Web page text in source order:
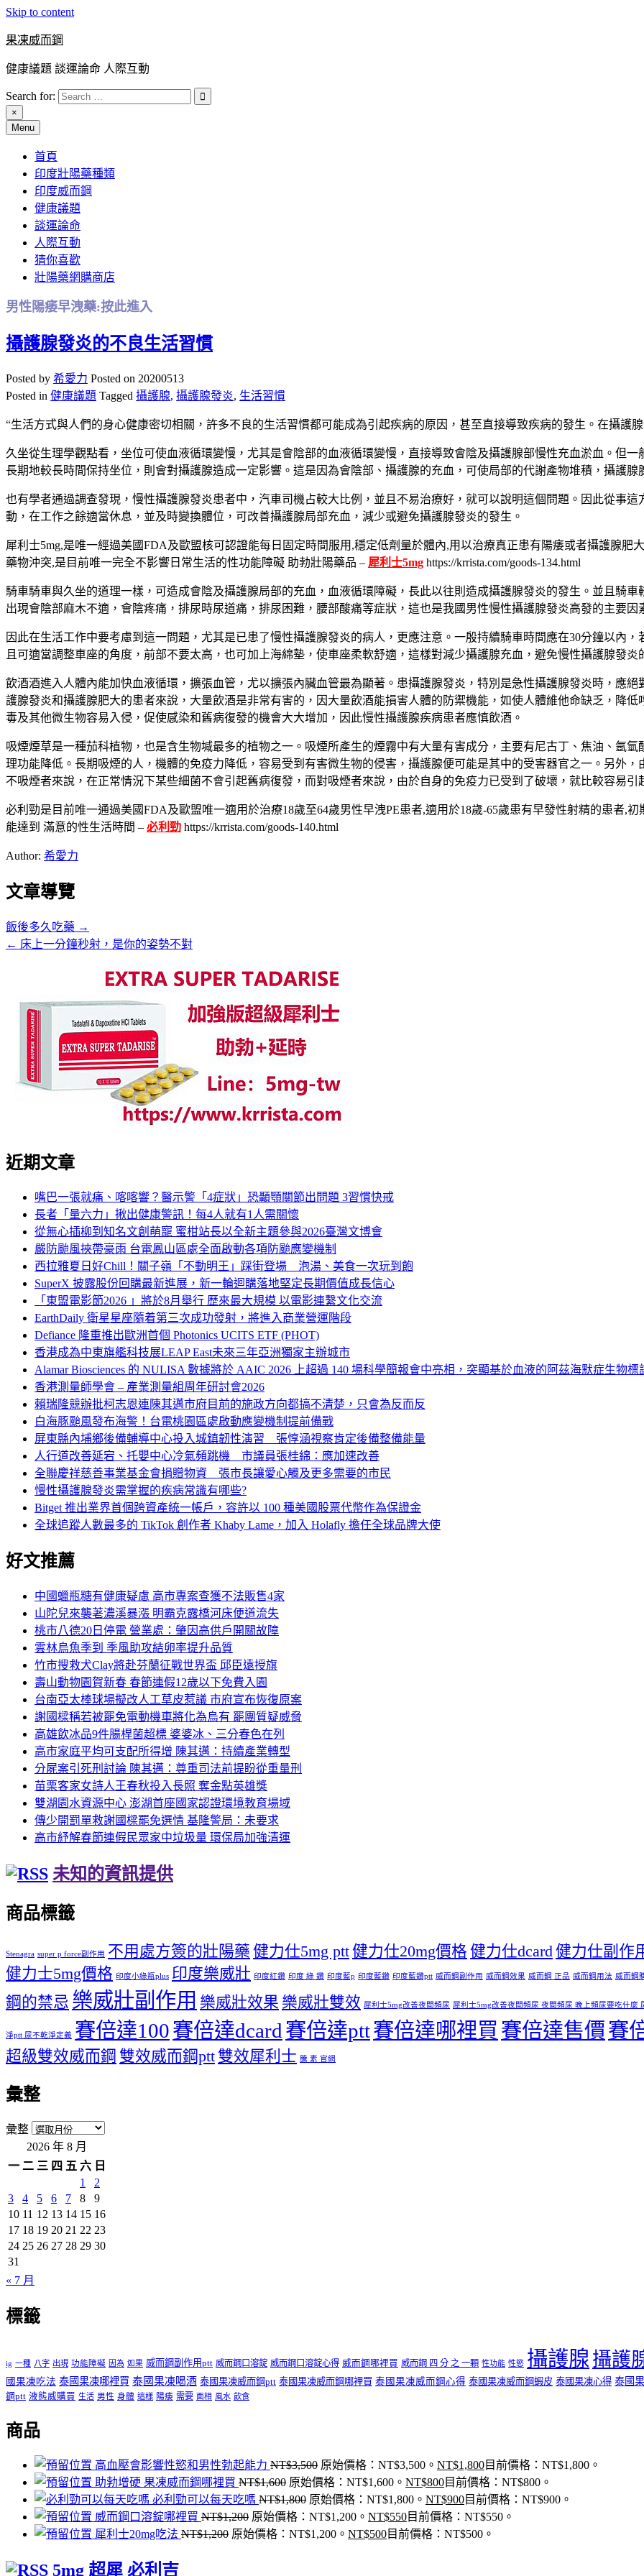
Skip to content
果凍威而鋼
健康議題 談運論命 人際互動
Search for:
×
Menu
首頁
印度壯陽藥種類
印度威而鋼
健康議題
談運論命
人際互動
猜你喜歡
壯陽藥網購商店
男性陽痿早洩藥:按此進入
攝護腺發炎的不良生活習慣
Posted by 希愛力 Posted on 20200513
Posted in 健康議題 Tagged 攝護腺, 攝護腺發炎, 生活習慣
“生活方式與人們的身心健康密切相關，許多不良的生活習慣都可能成為引起疾病的原因，甚至直接導致疾病的發生。在攝護
久坐從生理學觀點看，坐位可使血液循環變慢，尤其是會陰部的血液循環變慢，直接導致會陰及攝護腺部慢性充血淤血。但
長期地較長時間保持坐位，則會對攝護腺造成一定影響。這是因為會陰部、攝護腺的充血，可使局部的代謝產物堆積，攝護
也有學者通過調查發現，慢性攝護腺發炎患者中，汽車司機占較大比例，並且不易治療好，就可以說明這個問題。因此從事
動，在工作之餘適當休息，並及時變換體位，可改善攝護腺局部充血，減少或避免攝護腺發炎的發生。
犀利士5mg,是唯一經過美國FDA及歐盟核可認證能每日固定時間服用,穩定低劑量於體內,用以治療真正患有陽痿或者攝護腺肥
藥物沖突,是目前唯一完全不影響日常生活的性功能障礙 助勃壯陽藥品 – 犀利士5mg https://krrista.com/goods-134.html
騎車騎車與久坐的道理一樣，可造成會陰及攝護腺局部的充血，血液循環障礙，長此以往則造成攝護腺發炎的發生。並且騎
出現會陰部麻木不適，會陰疼痛，排尿時尿道痛，排尿困難，腰部酸痛等症狀，這也是我國男性慢性攝護腺發炎高發的主要因
因此在生活工作中要考慮到這一問題，尤其是已患了慢性攝護腺發炎的病人，更應注意。一殷持續騎車時間應在30分鐘以內
且可適當調整車座的角度，前部不要太高，也可加上海綿墊，使車座柔軟舒適，這樣對減少攝護腺充血，避免慢性攝護腺發炎
飲酒酒進入人體內能加快血液循環，擴張血管，尤以擴張內臟血管最為顯著。患攝護腺發炎，特別是急性攝護腺發炎時，應
護腺發炎和攝護腺肥大的患者來說，大量飲酒是非常有害的，因大量飲酒能損害人體的防禦機能，如使人體維他命缺乏，降
毒及其他微生物容易入侵，促使感染和舊病復發的機會大大增加，因此慢性攝護腺疾病患者應慎飲酒。
吸煙煙草是一種茄科植物，也是含生物堿最多的植物之一。吸煙所產生的煙霧中有大量有害成分，主要有尼古丁、焦油、氬
理功能降低。長期吸煙的人，機體的免疫力降低，容易受到有害微生物的侵害，攝護腺便可能是其中的受害器官之一。另外
不吸煙者來說，在正常情況下某些細菌不會引起舊病復發，而對吸煙者來說，由於自身的免疫力已受到了破壞，就比較容易引
必利勁是目前唯一通過美國FDA及歐盟唯一適用於治療18歲至64歲男性早洩PE患者,適用於18歲-65歲患有早發性射精的患者,
能達到 滿意的性生活時間 – 必利勁 https://krrista.com/goods-140.html
Author: 希愛力
文章導覽
飯後多久吃藥 →
← 床上一分鐘秒射，是你的姿勢不對
近期文章
嘴巴一張就痛、喀喀響？醫示警「4症狀」恐顳顎關節出問題 3習慣快戒
長者「量六力」揪出健康警訊！每4人就有1人需關懷
從無心插柳到知名文創萌寵 蜜柑站長以全新主題參與2026臺灣文博會
嚴防颱風挾帶豪雨 台電鳳山區處全面啟動各項防颱應變機制
西拉雅夏日好Chill！關子嶺「不動明王」踩街登場 泡湯、美食一次玩到飽
SuperX 披露股份回購最新進展，新一輪迴購落地堅定長期價值成長信心
「東盟電影節2026 」將於8月舉行 歷來最大規模 以電影連繫文化交流
EarthDaily 衛星星座隨着第三次成功發射，將進入商業營運階段
Defiance 隆重推出歐洲首個 Photonics UCITS ETF (PHOT)
香港成為中東旗艦科技展LEAP East未來三年亞洲獨家主辦城市
Alamar Biosciences 的 NULISA 數據將於 AAIC 2026 上超過 140 場科學簡報會中亮相，突顯基於血液的阿茲海默症生物
香港測量師學會 – 產業測量組周年研討會2026
賴瑞隆競辦批柯志恩連陳其邁市府目前的施政方向都搞不清楚，只會為反而反
白海豚颱風發布海警！台電桃園區處啟動應變機制提前備戰
屏東縣內埔鄉後備輔導中心投入城鎮韌性演習 張惇涵視察肯定後備整備能量
人行道改善延宕、托嬰中心冷氣頻跳機 市議員張桂綿：應加速改善
全聯慶祥慈善事業基金會捐贈物資 張市長讓愛心觸及更多需要的市民
慢性攝護腺發炎需掌握的疾病常識有哪些?
Bitget 推出業界首個跨資產統一帳戶，容許以 100 種美國股票代幣作為保證金
全球追蹤人數最多的 TikTok 創作者 Khaby Lame，加入 Holafly 擔任全球品牌大使
好文推薦
中國蠟瓶糖有健康疑慮 高市專案查獲不法販售4家
山陀兒來襲荖濃溪暴漲 明霸克露橋河床便道流失
桃市八德20日停電 營業處：肇因高供戶開關故障
雲林烏魚季到 季風助攻結卵率提升品質
竹市搜救犬Clay將赴芬蘭征戰世界盃 邱臣遠授旗
壽山動物園賀新春 春節連假12歲以下免費入園
台南亞太棒球場擬改人工草皮惹議 市府宣布恢復原案
謝國樑稱若被罷免電動機車將化為烏有 罷團質疑威脅
高雄飲冰品9件腸桿菌超標 婆婆冰、三分春色在列
高市家庭平均可支配所得增 陳其邁：持續產業轉型
分屍案引死刑討論 陳其邁：尊重司法前提盼從重量刑
苗栗客家女詩人王春秋投入長照 奪金點英雄獎
雙湖園水資源中心 澎湖首座國家認證環境教育場域
傳少開罰單救謝國樑罷免選情 基隆警局：未要求
高市紓解春節連假民眾家中垃圾量 環保局加強清運
未知的資訊提供
商品標籤
Stenagra super p force副作用 不用處方簽的壯陽藥 健力仕5mg ptt健力仕20mg價格健力仕dcard健力仕副作
健力士5mg價格 印度小綠瓶plus 印度樂威壯 印度紅鑽 印度 綠 鑽 印度藍p 印度藍鑽 印度藍鑽ptt 威而鋼副作用 威而鋼效果 威而鋼 正品 威而鋼用法 威而鋼
鋼的禁忌 樂威壯副作用 樂威壯效果 樂威壯雙效 犀利士5mg改善夜間頻尿 犀利士5mg改善夜間頻尿 夜間頻尿 晚上頻尿要吃什
淨ptt 尿不乾淨定義 賽倍達100賽倍達dcard 賽倍達ptt賽倍達哪裡買 賽倍達售價 賽
超級雙效威而鋼 雙效威而鋼ptt 雙效犀利士 騰 素 官網
彙整
彙整
2026 年 8 月
一 二 三 四 五 六 日
1
2
3
4 5 6 7 8
9
10 11 12 13 14 15 16
17 18 19 20 21 22 23
24 25 26 27 28 29 30
31
« 7 月
標籤
ig 一種 八字 出現 功能障礙 因為 如果 威而鋼副作用ptt 威而鋼口溶錠 威而鋼口溶錠心得 威而鋼哪裡買 威而鋼 四 分 之 一顆 性功能 性慾 攝護腺 攝護
國果凍吃法 泰國果凍哪裡買 泰國果凍喝酒 泰國果凍威而鋼ptt 泰國果凍威而鋼哪裡買 泰國果凍威而鋼心得 泰國果凍威而鋼蝦皮 泰國果凍心得 泰國
鋼ptt 液態威購買 生活 男性 身體 這樣 陽痿 需要 面相 風水 飲食
商品
高血壓會影響性慾和男性勃起能力 NT$3,500 原始價格：NT$3,500。 NT$1,800目前價格：NT$1,800。
助勃增硬 果凍威而鋼哪裡買 NT$1,600 原始價格：NT$1,600。 NT$800目前價格：NT$800。
必利勁可以每天吃嗎 NT$1,800 原始價格：NT$1,800。 NT$900目前價格：NT$900。
威而鋼口溶錠哪裡買 NT$1,200 原始價格：NT$1,200。 NT$550目前價格：NT$550。
犀利士20mg吃法 NT$1,200 原始價格：NT$1,200。 NT$500目前價格：NT$500。
5mg 超犀 必利吉